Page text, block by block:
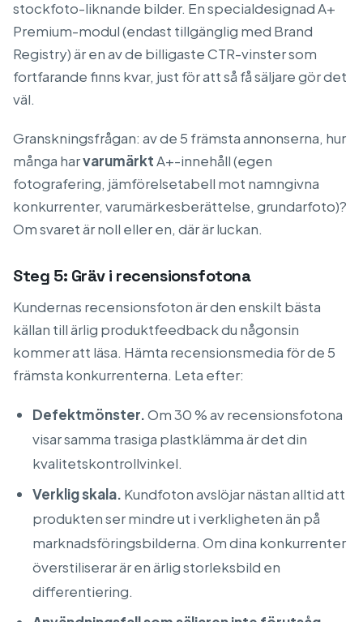
stockfoto-liknande bilder. En specialdesignad A+
Premium-modul (endast tillgänglig med Brand
Registry) är en av de billigaste CTR-vinster som
fortfarande finns kvar, just för att så få säljare gör det
väl.
Granskningsfrågan: av de 5 främsta annonserna, hur
många harvarumärktA+-innehåll (egen
fotografering, jämförelsetabell mot namngivna
konkurrenter, varumärkesberättelse, grundarfoto)?
Om svaret är noll eller en, där är luckan.
Steg 5: Gräv i recensionsfotona
Kundernas recensionsfoton är den enskilt bästa
källan till ärlig produktfeedback du någonsin
kommer att läsa. Hämta recensionsmedia för de 5
främsta konkurrenterna. Leta efter:
Defektmönster.Om 30 % av recensionsfotona
visar samma trasiga plastklämma är det din
kvalitetskontrollvinkel.
Verklig skala. Kundfoton avslöjar nästan alltid att
produkten ser mindre ut i verkligheten än på
marknadsföringsbilderna. Om dina konkurrenter
överstiliserar är en ärlig storleksbild en
differentiering.